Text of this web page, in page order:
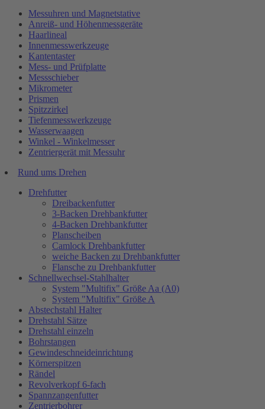
Messuhren und Magnetstative
Anreiß- und Höhenmessgeräte
Haarlineal
Innenmesswerkzeuge
Kantentaster
Mess- und Prüfplatte
Messschieber
Mikrometer
Prismen
Spitzzirkel
Tiefenmesswerkzeuge
Wasserwaagen
Winkel - Winkelmesser
Zentriergerät mit Messuhr
Rund ums Drehen
Drehfutter
Dreibackenfutter
3-Backen Drehbankfutter
4-Backen Drehbankfutter
Planscheiben
Camlock Drehbankfutter
weiche Backen zu Drehbankfutter
Flansche zu Drehbankfutter
Schnellwechsel-Stahlhalter
System "Multifix" Größe Aa (A0)
System "Multifix" Größe A
Abstechstahl Halter
Drehstahl Sätze
Drehstahl einzeln
Bohrstangen
Gewindeschneideinrichtung
Körnerspitzen
Rändel
Revolverkopf 6-fach
Spannzangenfutter
Zentrierbohrer